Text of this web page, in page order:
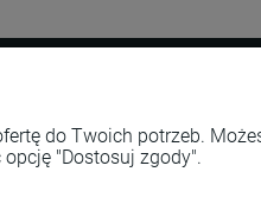
prywatności
do Twoich potrzeb.
"Dostosuj zgody".